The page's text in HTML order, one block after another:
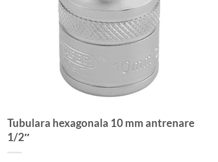
Tubulara hexagonala 10 mm antrenare
1/2″